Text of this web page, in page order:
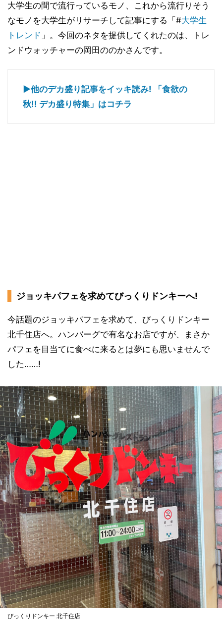
大学生の間で流行っているモノ、これから流行りそう
なモノを大学生がリサーチして記事にする「#大学生
トレンド 」。今回のネタを提供してくれたのは、トレ
ンドウォッチャーの岡田ののかさんです。
▶他のデカ盛り記事をイッキ読み! 「食欲の
秋!! デカ盛り特集」はコチラ
ジョッキパフェを求めてびっくりドンキーへ!
今話題のジョッキパフェを求めて、びっくりドンキー
北千住店へ。ハンバーグで有名なお店ですが、まさか
パフェを目当てに食べに来るとは夢にも思いませんで
した……!
びっくりドンキー 北千住店